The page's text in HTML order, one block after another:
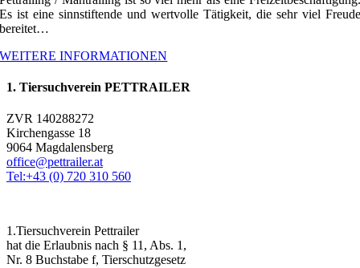
Es ist eine sinnstiftende und wertvolle Tätigkeit, die sehr viel Freude
bereitet…
WEITERE INFORMATIONEN
1. Tiersuchverein PETTRAILER
ZVR 140288272
Kirchengasse 18
9064 Magdalensberg
office@pettrailer.at
Tel:+43 (0) 720 310 560
1.Tiersuchverein Pettrailer
hat die Erlaubnis nach § 11, Abs. 1,
Nr. 8 Buchstabe f, Tierschutzgesetz